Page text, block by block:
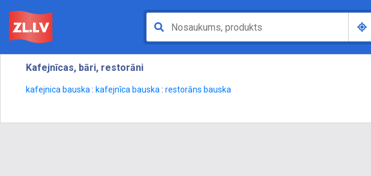
Kafejnīcas, bāri, restorāni
kafejnica bauska : kafejnīca bauska : restorāns bauska